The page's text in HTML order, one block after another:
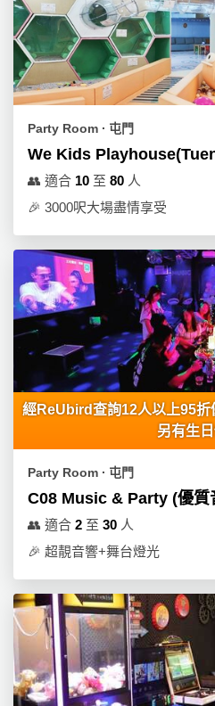
B
Q
場
地
新
奇
玩
驗
手
作
工
戶
玩
樂
遊
艇
出
Party Room ∙ 屯門
We Kids
👥 適合 10 至 80 人
🎉 3000呎大場盡情享受
經ReUbird查詢12人以上95折
另有生
Party Room ∙ 屯門
C08 Music & Party (優質
👥 適合 2 至 30 人
🎉 超靚音響+舞台燈光